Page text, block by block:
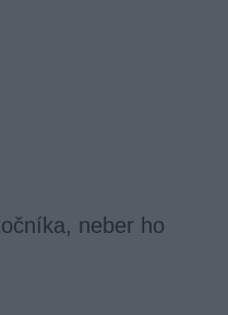
neber ho